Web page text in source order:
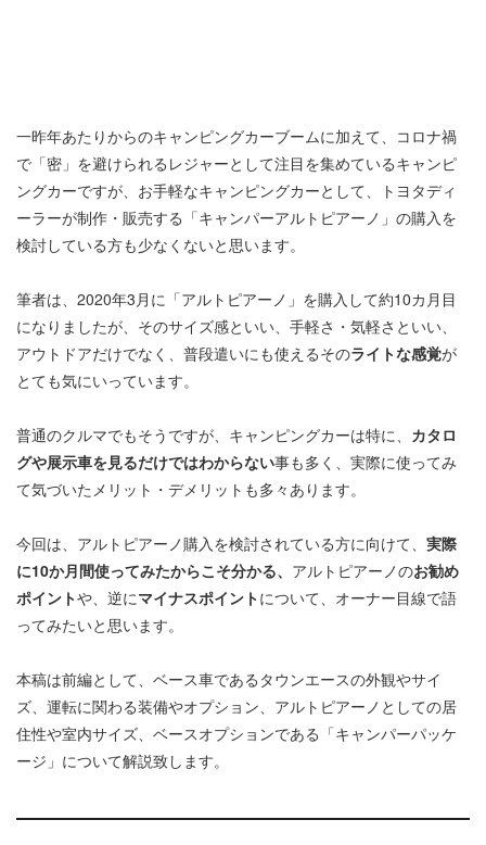
一昨年あたりからのキャンピングカーブームに加えて、コロナ禍
で「密」を避けられるレジャーとして注目を集めているキャンピ
ングカーですが、お手軽なキャンピングカーとして、トヨタディ
ーラーが制作・販売する「キャンパーアルトピアーノ」の購入を
検討している方も少なくないと思います。
筆者は、2020年3月に「アルトピアーノ」を購入して約10カ月目
になりましたが、そのサイズ感といい、手軽さ・気軽さといい、
アウトドアだけでなく、普段遣いにも使えるそのライトな感覚が
とても気にいっています。
普通のクルマでもそうですが、キャンピングカーは特に、 カタロ
グや展示車を見るだけではわからない事も多く、実際に使ってみ
て気づいたメリット・デメリットも多々あります。
今回は、アルトピアーノ購入を検討されている方に向けて、 実際
に10か月間使ってみたからこそ分かる、 アルトピアーノのお勧め
ポイントや、逆にマイナスポイントについて、オーナー目線で語
ってみたいと思います。
本稿は前編として、ベース車であるタウンエースの外観やサイ
ズ、運転に関わる装備やオプション、アルトピアーノとしての居
住性や室内サイズ、ベースオプションである「キャンパーパッケ
ージ」について解説致します。